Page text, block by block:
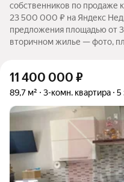
собственников по продаже
23 500 000 ₽ на Яндекс
предложения площадью от
вторичном жилье — фото,
11 400 000 ₽
89,7 м² 3-комн. квартира 5